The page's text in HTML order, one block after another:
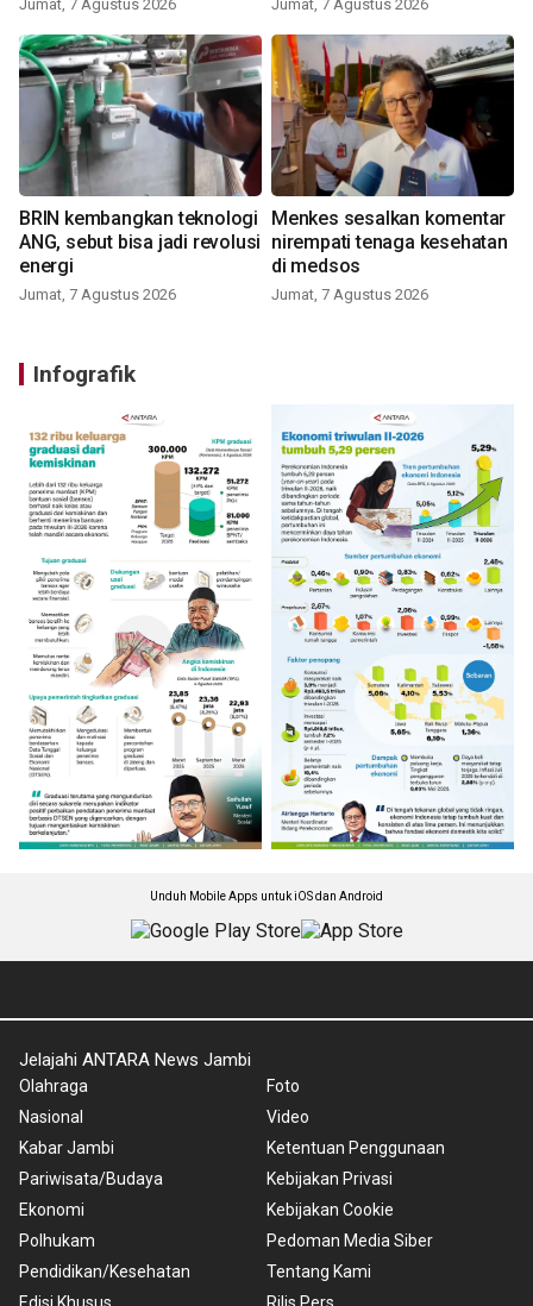
Jumat, 7 Agustus 2026 Jumat, 7 Agustus 2026
BRIN kembangkan teknologi
ANG, sebut bisa jadi revolusi
energi
Jumat, 7 Agustus 2026
Menkes sesalkan komentar
nirempati tenaga kesehatan
di medsos
Jumat, 7 Agustus 2026
Infografik
Unduh Mobile Apps untuk iOS dan Android
Jelajahi ANTARA News Jambi
Olahraga
Nasional
Kabar Jambi
Pariwisata/Budaya
Ekonomi
Polhukam
Pendidikan/Kesehatan
Edisi Khusus
Foto
Video
Ketentuan Penggunaan
Kebijakan Privasi
Kebijakan Cookie
Pedoman Media Siber
Tentang Kami
Rilis Pers